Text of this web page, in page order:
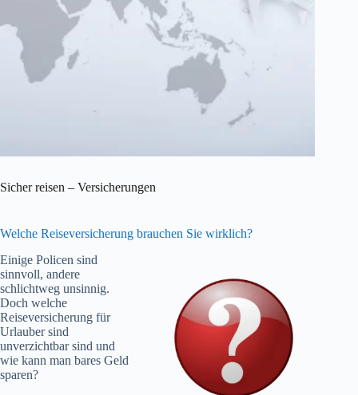
Sicher reisen – Versicherungen
Welche Reiseversicherung brauchen Sie wirklich?
Einige Policen sind
sinnvoll, andere
schlichtweg unsinnig.
Doch welche
Reiseversicherung für
Urlauber sind
unverzichtbar sind und
wie kann man bares Geld
sparen?